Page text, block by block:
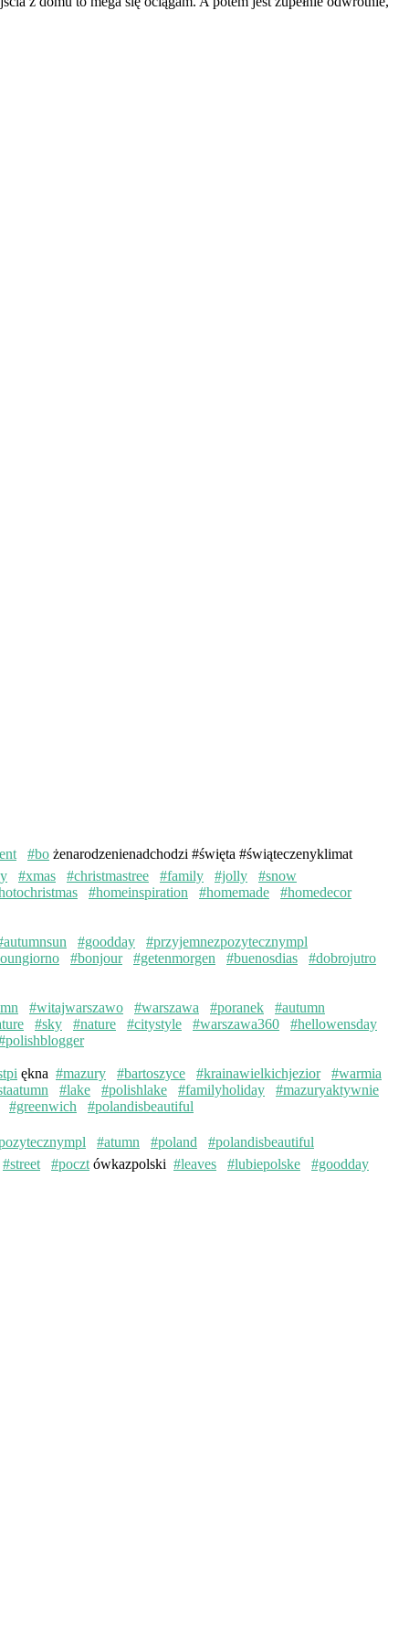
#bo żenarodzenienadchodzi #święta #świąteczenyklimat
#xmas #christmastree #family #jolly
#snow
#homeinspiration #homemade
#homedecor
#goodday
#przyjemnezpozytecznympl
#bonjour #getenmorgen #buenosdias
#dobrojutro
#witajwarszawo #warszawa #poranek
#autumn
#sky #nature #citystyle #warszawa360
#hellowensday
ękna #mazury #bartoszyce #krainawielkichjezior
#warmia
#lake #polishlake #familyholiday
#mazuryaktywnie
#greenwich #polandisbeautiful
#atumn #poland
#polandisbeautiful
#street #poczt ówkazpolski #leaves #lubiepolske
#goodday